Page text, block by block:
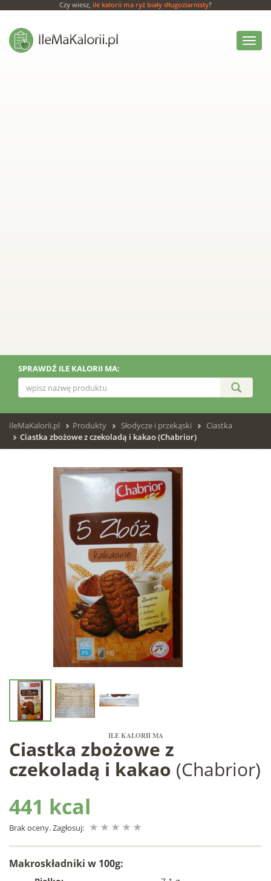
Czy wiesz, ile kalorii ma ryż biały długoziarnisty?
Włącz
menu
SPRAWDŹ ILE KALORII MA:
IleMaKalorii.pl Produkty Słodycze i przekąski
Ciastka
Ciastka zbożowe z czekoladą i kakao (Chabrior)
ILE KALORII MA
Ciastka zbożowe z
czekoladą i kakao (Chabrior)
441 kcal
Brak oceny. Zagłosuj:
Makroskładniki w 100g: